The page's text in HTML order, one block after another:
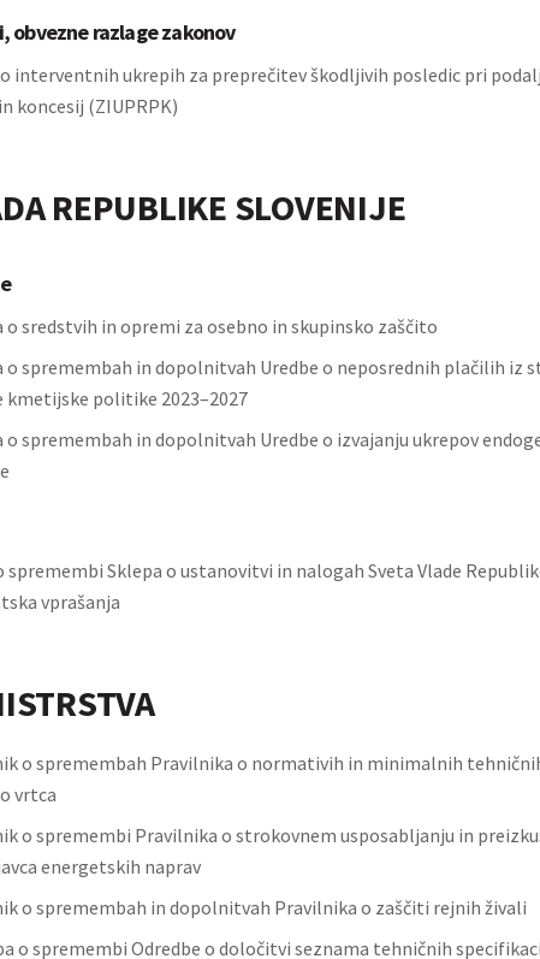
obvezne razlage zakonov
interventnih ukrepih za preprečitev škodljivih posledic pri
koncesij (ZIUPRPK)
REPUBLIKE SLOVENIJE
o sredstvih in opremi za osebno in skupinsko zaščito
o spremembah in dopolnitvah Uredbe o neposrednih plačilih iz
kmetijske politike 2023–2027
o spremembah in dopolnitvah Uredbe o izvajanju ukrepov
spremembi Sklepa o ustanovitvi in nalogah Sveta Vlade
vprašanja
o spremembah Pravilnika o normativih in minimalnih
vrtca
o spremembi Pravilnika o strokovnem usposabljanju in
energetskih naprav
o spremembah in dopolnitvah Pravilnika o zaščiti rejnih živali
o spremembi Odredbe o določitvi seznama tehničnih